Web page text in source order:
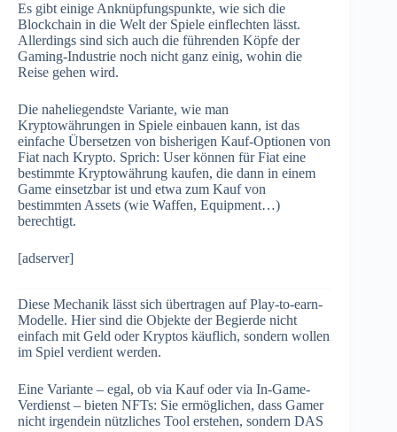
Es gibt einige Anknüpfungspunkte, wie sich die
Blockchain in die Welt der Spiele einflechten lässt.
Allerdings sind sich auch die führenden Köpfe der
Gaming-Industrie noch nicht ganz einig, wohin die
Reise gehen wird.
Die naheliegendste Variante, wie man
Kryptowährungen in Spiele einbauen kann, ist das
einfache Übersetzen von bisherigen Kauf-Optionen von
Fiat nach Krypto. Sprich: User können für Fiat eine
bestimmte Kryptowährung kaufen, die dann in einem
Game einsetzbar ist und etwa zum Kauf von
bestimmten Assets (wie Waffen, Equipment…)
berechtigt.
[adserver]
Diese Mechanik lässt sich übertragen auf Play-to-earn-
Modelle. Hier sind die Objekte der Begierde nicht
einfach mit Geld oder Kryptos käuflich, sondern wollen
im Spiel verdient werden.
Eine Variante – egal, ob via Kauf oder via In-Game-
Verdienst – bieten NFTs: Sie ermöglichen, dass Gamer
nicht irgendein nützliches Tool erstehen, sondern DAS